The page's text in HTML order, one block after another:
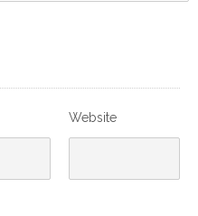
Website